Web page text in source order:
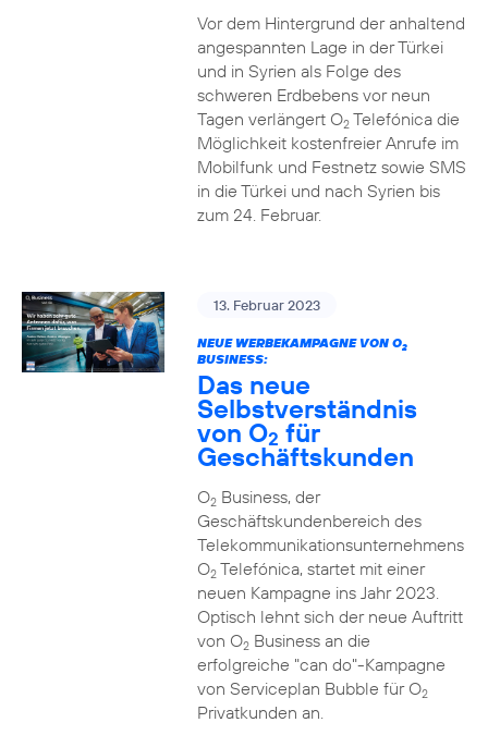
Vor dem Hintergrund der anhaltend
angespannten Lage in der Türkei
und in Syrien als Folge des
schweren Erdbebens vor neun
Tagen verlängert O2Telefónica die
Möglichkeit kostenfreier Anrufe im
Mobilfunk und Festnetz sowie SMS
in die Türkei und nach Syrien bis
zum 24. Februar.
13. Februar 2023
NEUE WERBEKAMPAGNE VON O2
BUSINESS:
Das neue
Selbstverständnis
von O2 für
Geschäftskunden
O2Business, der
Geschäftskundenbereich des
Telekommunikationsunternehmens
O2Telefónica, startet mit einer
neuen Kampagne ins Jahr 2023.
Optisch lehnt sich der neue Auftritt
von O2Business an die
erfolgreiche "can do"-Kampagne
von Serviceplan Bubble für O2
Privatkunden an.